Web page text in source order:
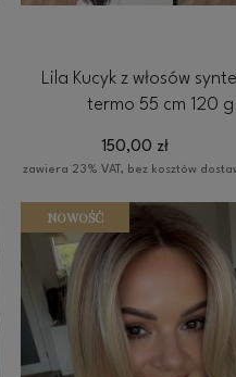
Lila Kucyk z włosów
termo 55 cm 120
150,00 zł
zawiera 23% VAT, bez kosztów
NOWOŚĆ